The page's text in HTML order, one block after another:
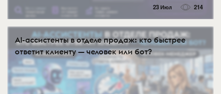
23 Июл 214
AI-ассистенты в отделе продаж: кто быстрее
ответит клиенту — человек или бот?